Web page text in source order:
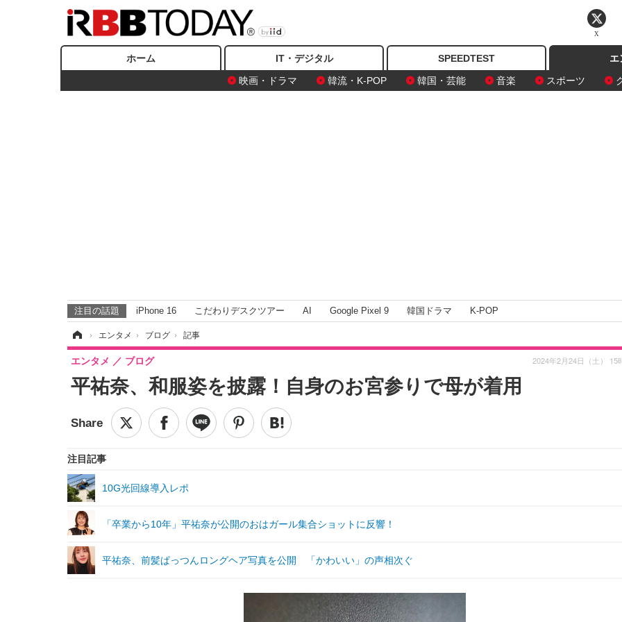
ホーム IT・デジタル SPEEDTEST
エ
映画・ドラマ
韓流・K-POP 韓国・芸能 音楽 スポーツ
注目の話題 iPhone 16 こだわりデスクツアー AI Google Pixel 9 韓国ドラマ K-POP
› エンタメ › ブログ › 記事
平祐奈、和服姿を披露！自身のお宮参りで母が着用
エンタメ ブログ 2024年2月24日（土） 15
注目記事
10G光回線導入レポ
「卒業から10年」平祐奈が公開のおはガール集合ショットに反響！
平祐奈、前髪ぱっつんロングヘア写真を公開 「かわいい」の声相次ぐ
X